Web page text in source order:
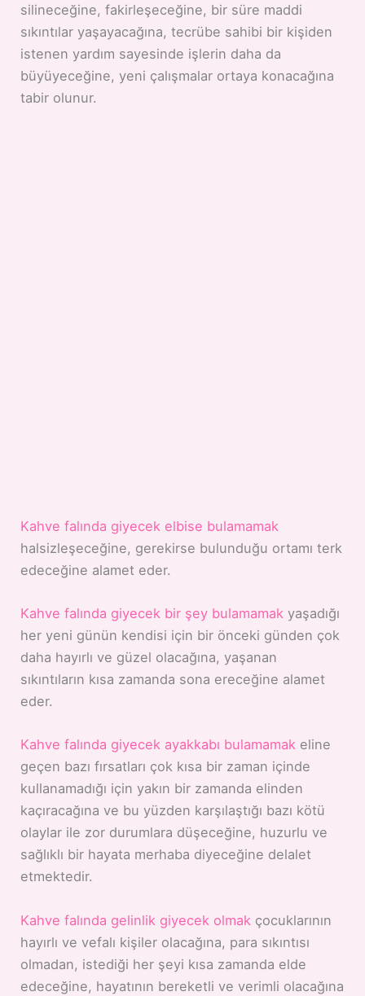
silineceğine, fakirleşeceğine, bir süre maddi
sıkıntılar yaşayacağına, tecrübe sahibi bir kişiden
istenen yardım sayesinde işlerin daha da
büyüyeceğine, yeni çalışmalar ortaya konacağına
tabir olunur.
Kahve falında giyecek elbise bulamamak
halsizleşeceğine, gerekirse bulunduğu ortamı terk
edeceğine alamet eder.
Kahve falında giyecek bir şey bulamamak yaşadığı
her yeni günün kendisi için bir önceki günden çok
daha hayırlı ve güzel olacağına, yaşanan
sıkıntıların kısa zamanda sona ereceğine alamet
eder.
Kahve falında giyecek ayakkabı bulamamak eline
geçen bazı fırsatları çok kısa bir zaman içinde
kullanamadığı için yakın bir zamanda elinden
kaçıracağına ve bu yüzden karşılaştığı bazı kötü
olaylar ile zor durumlara düşeceğine, huzurlu ve
sağlıklı bir hayata merhaba diyeceğine delalet
etmektedir.
Kahve falında gelinlik giyecek olmak çocuklarının
hayırlı ve vefalı kişiler olacağına, para sıkıntısı
olmadan, istediği her şeyi kısa zamanda elde
edeceğine, hayatının bereketli ve verimli olacağına